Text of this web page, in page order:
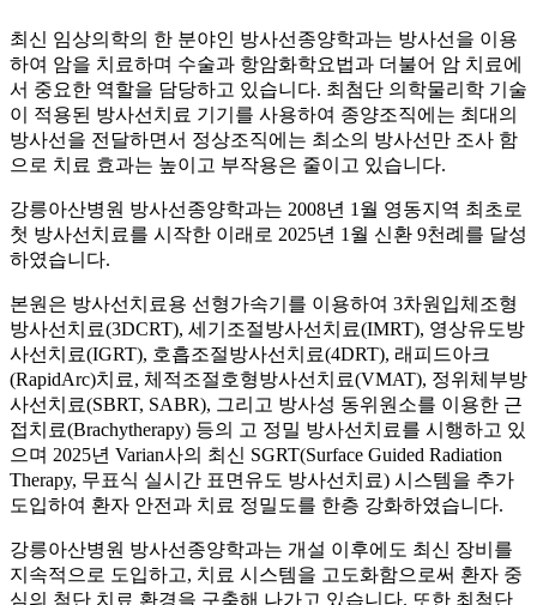
최신 임상의학의 한 분야인 방사선종양학과는 방사선을 이용
하여 암을 치료하며 수술과 항암화학요법과 더불어 암 치료에
서 중요한 역할을 담당하고 있습니다. 최첨단 의학물리학 기술
이 적용된 방사선치료 기기를 사용하여 종양조직에는 최대의
방사선을 전달하면서 정상조직에는 최소의 방사선만 조사 함
으로 치료 효과는 높이고 부작용은 줄이고 있습니다.
강릉아산병원 방사선종양학과는 2008년 1월 영동지역 최초로
첫 방사선치료를 시작한 이래로 2025년 1월 신환 9천례를 달성
하였습니다.
본원은 방사선치료용 선형가속기를 이용하여 3차원입체조형
방사선치료(3DCRT), 세기조절방사선치료(IMRT), 영상유도방
사선치료(IGRT), 호흡조절방사선치료(4DRT), 래피드아크
(RapidArc)치료, 체적조절호형방사선치료(VMAT), 정위체부방
사선치료(SBRT, SABR), 그리고 방사성 동위원소를 이용한 근
접치료(Brachytherapy) 등의 고 정밀 방사선치료를 시행하고 있
으며 2025년 Varian사의 최신 SGRT(Surface Guided Radiation
Therapy, 무표식 실시간 표면유도 방사선치료) 시스템을 추가
도입하여 환자 안전과 치료 정밀도를 한층 강화하였습니다.
강릉아산병원 방사선종양학과는 개설 이후에도 최신 장비를
지속적으로 도입하고, 치료 시스템을 고도화함으로써 환자 중
심의 첨단 치료 환경을 구축해 나가고 있습니다. 또한 최첨단